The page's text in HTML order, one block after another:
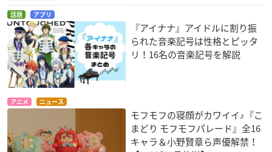
話題 アプリ
『アイナナ』アイドルに割り振
られた音楽記号は性格とピッタ
リ！16名の音楽記号を解説
アニメ ニュース
モフモフの寝顔がカワイイ♪『こ
まどり モフモフパレード』全16
キャラ＆小野賢章ら声優解禁！